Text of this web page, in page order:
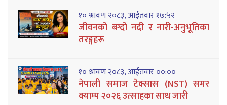
१० श्रावण २०८३, आईतवार १७:५२
जीवनको बग्दो नदी र नारी-अनुभूतिका
तरङ्गहरू
१० श्रावण २०८३, आईतवार ००:००
नेपाली समाज टेक्सास (NST) समर
क्याम्प २०२६ उत्साहका साथ जारी